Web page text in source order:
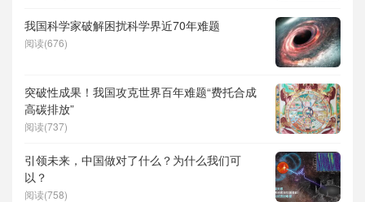
我国科学家破解困扰科学界近70年难题
阅读(676)
突破性成果！我国攻克世界百年难题“费托合成
高碳排放”
阅读(737)
引领未来，中国做对了什么？为什么我们可
以？
阅读(758)